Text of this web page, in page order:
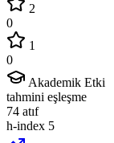
2
0
1
0
Akademik Etki
tahmini eşleşme
74 atıf
h-index 5